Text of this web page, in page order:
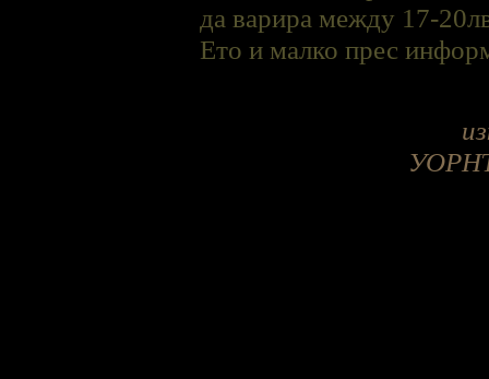
да варира между 17-
Ето и малко прес